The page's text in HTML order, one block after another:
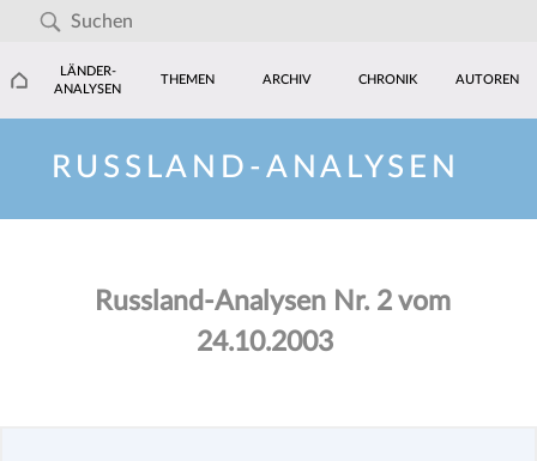
LÄNDER-
ANALYSEN
THEMEN ARCHIV CHRONIK AUTOREN
RUSSLAND-ANALYSEN
Russland-Analysen Nr. 2 vom
24.10.2003